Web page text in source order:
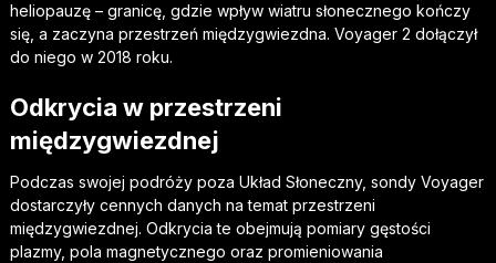
heliopauzę – granicę, gdzie wpływ wiatru słonecznego kończy
się, a zaczyna przestrzeń międzygwiezdna. Voyager 2 dołączył
do niego w 2018 roku.
Odkrycia w przestrzeni
międzygwiezdnej
Podczas swojej podróży poza Układ Słoneczny, sondy Voyager
dostarczyły cennych danych na temat przestrzeni
międzygwiezdnej. Odkrycia te obejmują pomiary gęstości
plazmy, pola magnetycznego oraz promieniowania